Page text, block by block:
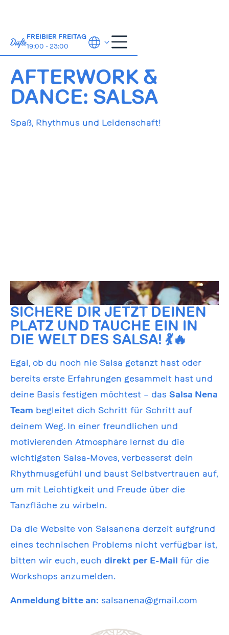
FREIBIER FREITAG
19:00 - 23:00
12.11.2025 18:00-22:00
AFTERWORK &
DANCE: SALSA
Spaß, Rhythmus und Leidenschaft!
SICHERE DIR JETZT DEINEN
PLATZ UND TAUCHE EIN IN
DIE WELT DES SALSA! 💃🔥
Egal, ob du noch nie Salsa getanzt hast oder
bereits erste Erfahrungen gesammelt hast und
deine Basis festigen möchtest – das Salsa Nena
Team begleitet dich Schritt für Schritt auf
deinem Weg. In einer freundlichen und
motivierenden Atmosphäre lernst du die
wichtigsten Salsa-Moves, verbesserst dein
Rhythmusgefühl und baust Selbstvertrauen auf,
um mit Leichtigkeit und Freude über die
Tanzfläche zu wirbeln.
Da die Website von Salsanena derzeit aufgrund
eines technischen Problems nicht verfügbar ist,
bitten wir euch, euch direkt per E-Mail für die
Workshops anzumelden.
Anmeldung bitte an: salsanena@gmail.com